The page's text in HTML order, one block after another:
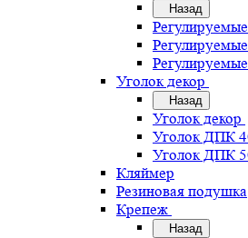
Назад
Уголок декор
Назад
Уголок декор
Уголок ДПК
Уголок ДПК
Кляймер
Резиновая подушка
Крепеж
Назад